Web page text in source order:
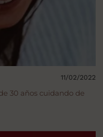
30 años cuidando de
11/02/2022